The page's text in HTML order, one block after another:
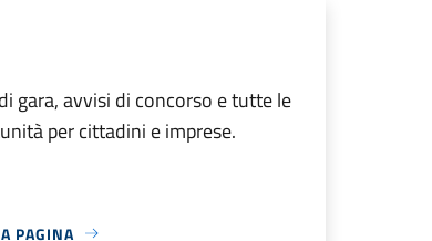
gara, avvisi di concorso e tutte le
per cittadini e imprese.
PAGINA